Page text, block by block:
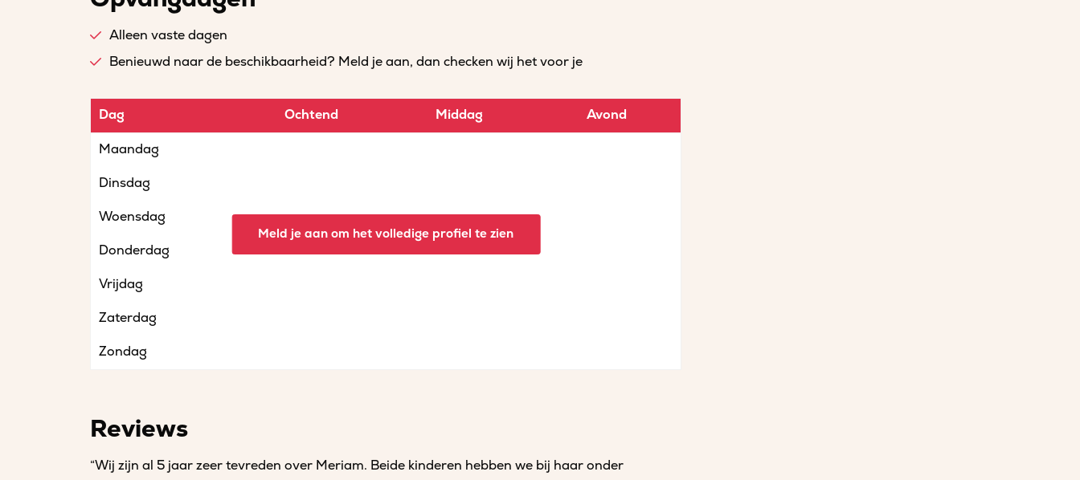
Alleen vaste dagen
Benieuwd naar de beschikbaarheid? Meld je aan, dan checken wij het voor je
Dag Ochtend Middag Avond
Maandag
Dinsdag
Woensdag
Donderdag
Vrijdag
Zaterdag
Zondag
Meld je aan om het volledige profiel te zien
Reviews
“Wij zijn al 5 jaar zeer tevreden over Meriam. Beide kinderen hebben we bij haar onder